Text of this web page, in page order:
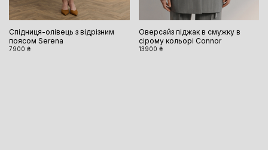
Спідниця-олівець з відрізним
поясом Serena
7900 ₴
Оверсайз піджак в смужку в
сірому кольорі Connor
13900 ₴